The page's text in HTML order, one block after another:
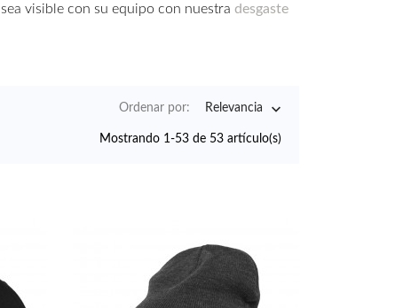
visible con su equipo con nuestra desgaste
Ordenar por: Relevancia 
Mostrando 1-53 de 53 artículo(s)